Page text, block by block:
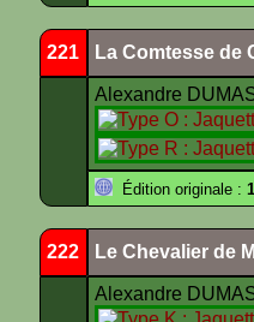
221 La Comtesse de
Alexandre
Édition originale :
222 Le Chevalier de
Alexandre